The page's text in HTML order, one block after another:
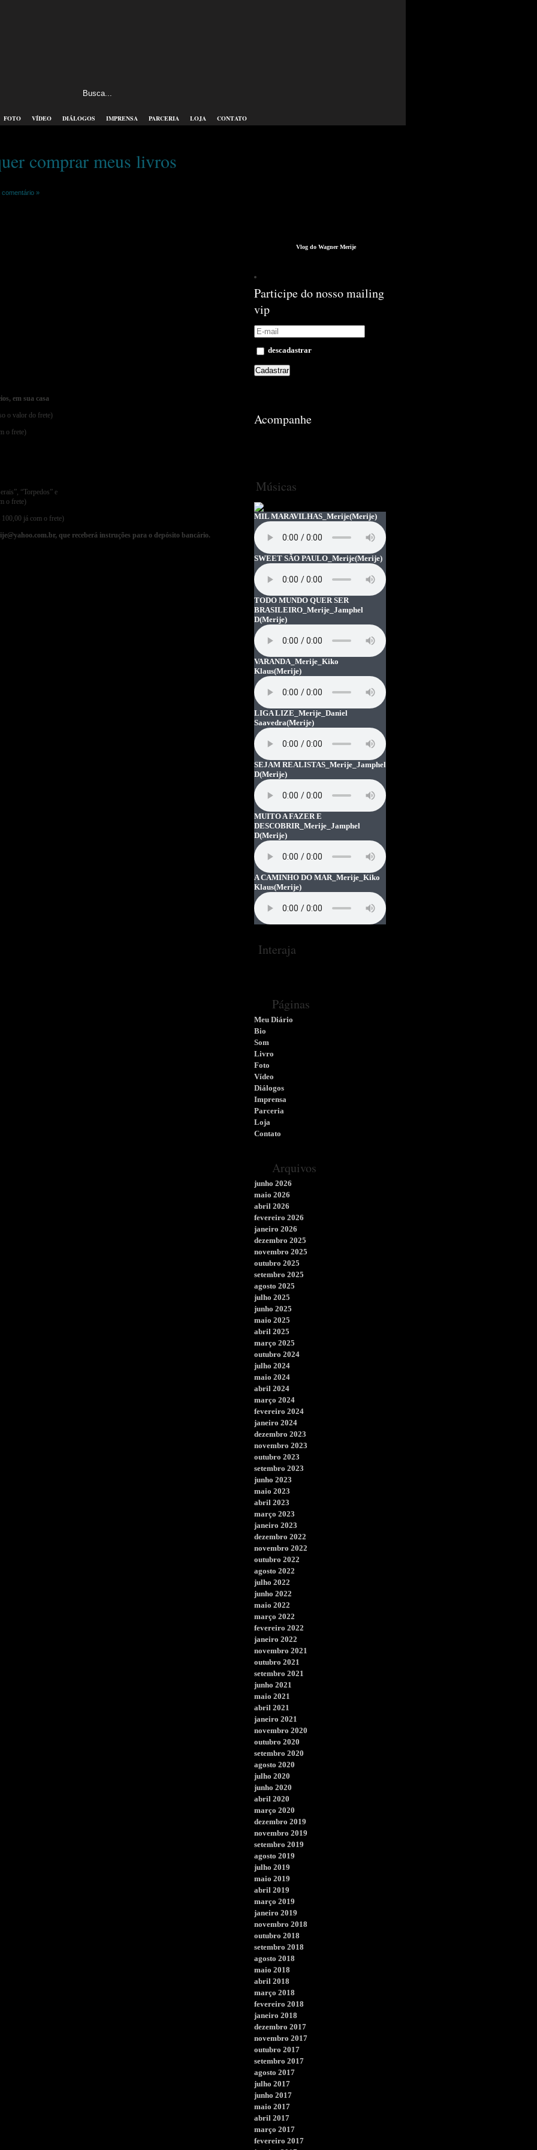
FOTO VÍDEO DIÁLOGOS IMPRENSA PARCERIA LOJA CONTATO
comprar meus livros
comentário »
em sua casa
o valor do frete)
o frete)
“Torpedos” e
o frete)
já com o frete)
que receberá instruções para o depósito bancário.
Vlog do Wagner Merije
Participe do nosso mailing
vip
descadastrar
Acompanhe
Músicas
MIL MARAVILHAS_Merije(Merije)
SWEET SÃO PAULO_Merije(Merije)
TODO MUNDO QUER SER
BRASILEIRO_Merije_Jamphel
D(Merije)
VARANDA_Merije_Kiko
Klaus(Merije)
LIGA LIZE_Merije_Daniel
Saavedra(Merije)
SEJAM REALISTAS_Merije_Jamphel
D(Merije)
MUITO A FAZER E
DESCOBRIR_Merije_Jamphel
D(Merije)
A CAMINHO DO MAR_Merije_Kiko
Klaus(Merije)
Interaja
Páginas
Meu Diário
Bio
Som
Livro
Foto
Vídeo
Diálogos
Imprensa
Parceria
Loja
Contato
Arquivos
junho 2026
maio 2026
abril 2026
fevereiro 2026
janeiro 2026
dezembro 2025
novembro 2025
outubro 2025
setembro 2025
agosto 2025
julho 2025
junho 2025
maio 2025
abril 2025
março 2025
outubro 2024
julho 2024
maio 2024
abril 2024
março 2024
fevereiro 2024
janeiro 2024
dezembro 2023
novembro 2023
outubro 2023
setembro 2023
junho 2023
maio 2023
abril 2023
março 2023
janeiro 2023
dezembro 2022
novembro 2022
outubro 2022
agosto 2022
julho 2022
junho 2022
maio 2022
março 2022
fevereiro 2022
janeiro 2022
novembro 2021
outubro 2021
setembro 2021
junho 2021
maio 2021
abril 2021
janeiro 2021
novembro 2020
outubro 2020
setembro 2020
agosto 2020
julho 2020
junho 2020
abril 2020
março 2020
dezembro 2019
novembro 2019
setembro 2019
agosto 2019
julho 2019
maio 2019
abril 2019
março 2019
janeiro 2019
novembro 2018
outubro 2018
setembro 2018
agosto 2018
maio 2018
abril 2018
março 2018
fevereiro 2018
janeiro 2018
dezembro 2017
novembro 2017
outubro 2017
setembro 2017
agosto 2017
julho 2017
junho 2017
maio 2017
abril 2017
março 2017
fevereiro 2017